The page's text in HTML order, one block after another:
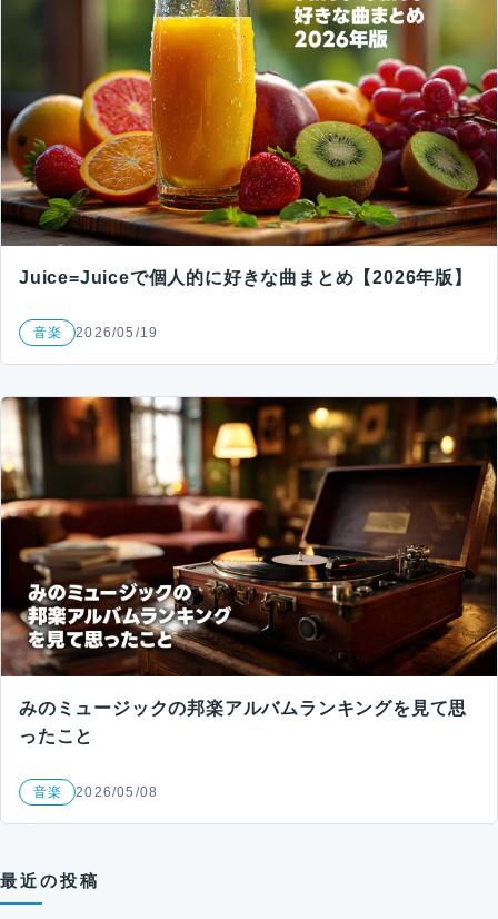
Juice=Juiceで個人的に好きな曲まとめ【2026年版】
音楽 2026/05/19
みのミュージックの邦楽アルバムランキングを見て思
ったこと
音楽 2026/05/08
最近の投稿